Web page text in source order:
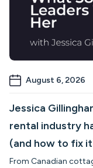
August 6, 2026
Jessica
rental industry
(and how to fix
From Canadian